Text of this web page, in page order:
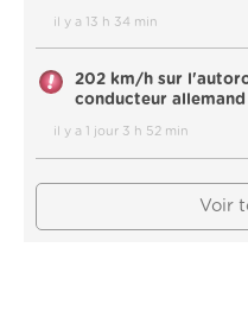
il y a 13 h 34 min
202 km/h sur
conducteur
il y a 1 jour 3 h 52 min
Voir